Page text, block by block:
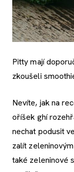
Pitty mají
zkoušeli
Nevíte, jak na
oříšek ghí
nechat podusit
zalít
také zeleninové